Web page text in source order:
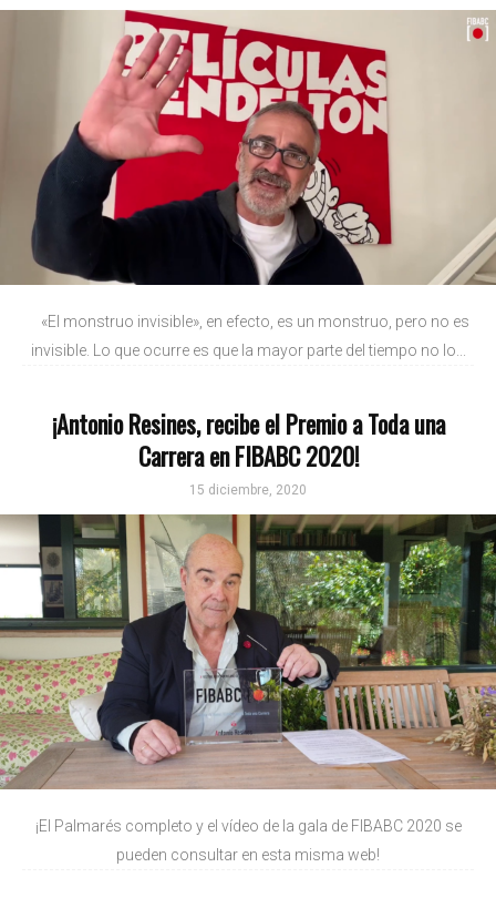
«El monstruo invisible», en efecto, es un monstruo, pero no es
invisible. Lo que ocurre es que la mayor parte del tiempo no lo...
¡Antonio Resines, recibe el Premio a Toda una
Carrera en FIBABC 2020!
15 diciembre, 2020
¡El Palmarés completo y el vídeo de la gala de FIBABC 2020 se
pueden consultar en esta misma web!